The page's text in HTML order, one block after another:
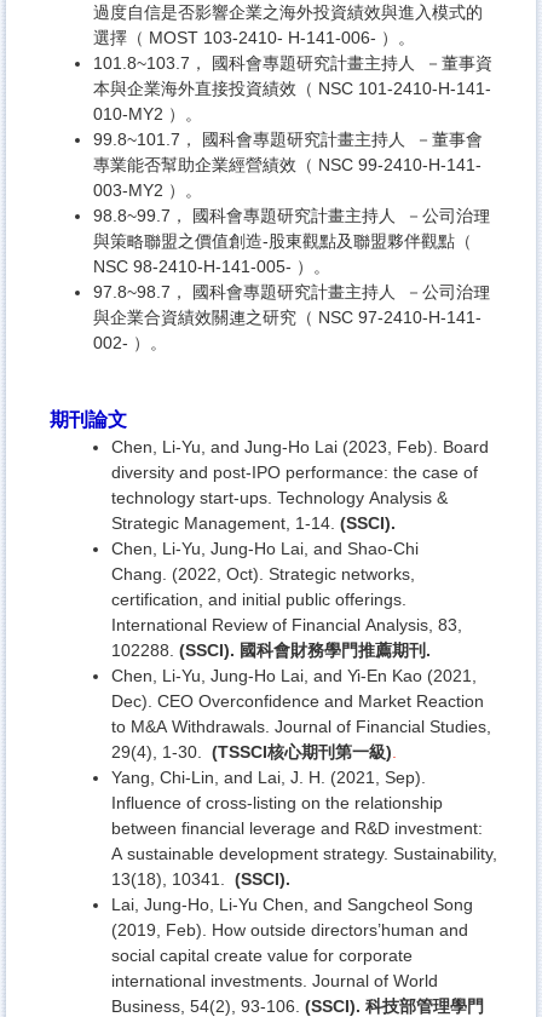
過度自信是否影響企業之海外投資績效與進入模式的
選擇（ MOST 103-2410- H-141-006- ）。
101.8~103.7， 國科會專題研究計畫主持人 －董事資
本與企業海外直接投資績效（ NSC 101-2410-H-141-
010-MY2 ）。
99.8~101.7， 國科會專題研究計畫主持人 －董事會
專業能否幫助企業經營績效（ NSC 99-2410-H-141-
003-MY2 ）。
98.8~99.7， 國科會專題研究計畫主持人 －公司治理
與策略聯盟之價值創造-股東觀點及聯盟夥伴觀點（
NSC 98-2410-H-141-005- ）。
97.8~98.7， 國科會專題研究計畫主持人 －公司治理
與企業合資績效關連之研究（ NSC 97-2410-H-141-
002- ）。
期刊論文
Chen, Li-Yu, and Jung-Ho Lai (2023, Feb). Board
diversity and post-IPO performance: the case of
technology start-ups. Technology Analysis &
Strategic Management, 1-14. (SSCI).
Chen, Li-Yu, Jung-Ho Lai, and Shao-Chi
Chang. (2022, Oct). Strategic networks,
certification, and initial public offerings.
International Review of Financial Analysis, 83,
102288. (SSCI). 國科會財務學門推薦期刊 .
Chen, Li-Yu, Jung-Ho Lai, and Yi-En Kao (2021,
Dec). CEO Overconfidence and Market Reaction
to M&A Withdrawals. Journal of Financial Studies,
29(4), 1-30. (TSSCI核心期刊第一級)
Yang, Chi-Lin, and Lai, J. H. (2021, Sep).
Influence of cross-listing on the relationship
between financial leverage and R&D investment:
A sustainable development strategy. Sustainability,
13(18), 10341.
(SSCI).
Lai, Jung-Ho, Li-Yu Chen, and Sangcheol Song
(2019, Feb). How outside directors’human and
social capital create value for corporate
international investments. Journal of World
Business, 54(2), 93-106. (SSCI). 科技部管理學門